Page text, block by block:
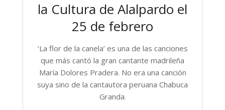
la Cultura de Alalpardo el
25 de febrero
‘La flor de la canela’ es una de las canciones
que más cantó la gran cantante madrileña
María Dolores Pradera. No era una canción
suya sino de la cantautora peruana Chabuca
Granda.